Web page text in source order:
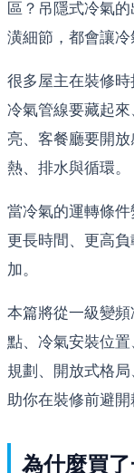
區？吊隱式冷氣
潢細節，都會讓冷
很多屋主在裝修時
冷氣管線要藏起
亮、客餐廳要開
熱、排水與循環。
當冷氣的運轉條
更長時間、更高
加。
本篇將從一級變
點、冷氣安裝位
規劃、開放式格
助你在裝修前避開
為什麼買